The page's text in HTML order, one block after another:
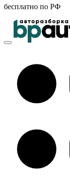
бесплатно по РФ